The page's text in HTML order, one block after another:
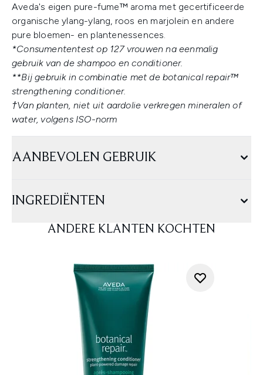
Aveda's eigen pure-fume™ aroma met gecertificeerde
organische ylang-ylang, roos en marjolein en andere
pure bloemen- en plantenessences.
*Consumententest op 127 vrouwen na eenmalig
gebruik van de shampoo en conditioner.
**Bij gebruik in combinatie met de botanical repair™
strengthening conditioner.
†Van planten, niet uit aardolie verkregen mineralen of
water, volgens ISO-norm
AANBEVOLEN GEBRUIK
INGREDIËNTEN
ANDERE KLANTEN KOCHTEN